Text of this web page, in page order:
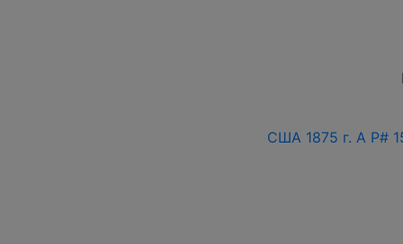
США 1875 г. A P#